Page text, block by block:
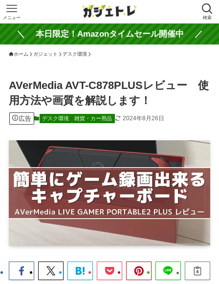
検索
メニュー
＼ 本日限定！Amazonタイムセール開催中 ／
ホーム ガジェット デスク環境
AVerMedia AVT-C878PLUSレビュー 使
用方法や画質を解説します！
広告 デスク環境 雑貨・カー用品 2024年8月26日